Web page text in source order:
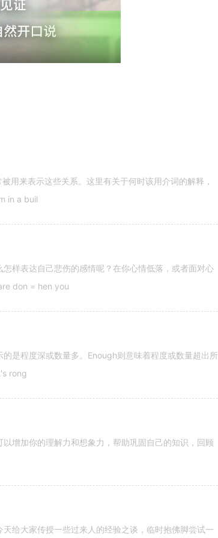
用来表示这些关系。这里有关于何时该用介词的解释，
in a buil
样表达自己悲伤的感情呢？在你心情低落，或者面对心
don = hen you
是程度深或数量多。Enough则意味着程度或数量超出所
rong
增加你的理解力和想象力，帮助巩固自己的知识，回顾
给大家传授一些过来人的经验之谈，临时抱佛脚尝试一